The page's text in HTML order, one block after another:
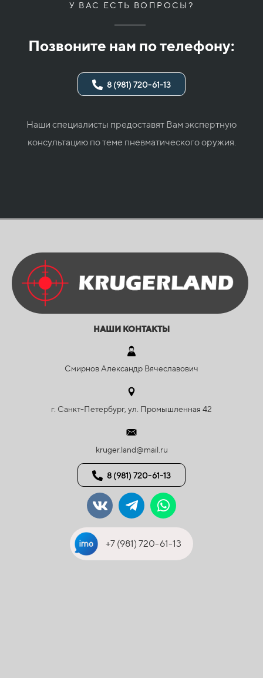
У ВАС ЕСТЬ ВОПРОСЫ?
Позвоните нам по телефону:
8 (981) 720-61-13
Наши специалисты предоставят Вам экспертную
консультацию по теме пневматического оружия.
НАШИ КОНТАКТЫ
Смирнов Александр Вячеславович
г. Санкт-Петербург, ул. Промышленная 42
kruger.land@mail.ru
8 (981) 720-61-13
+7 (981) 720-61-13